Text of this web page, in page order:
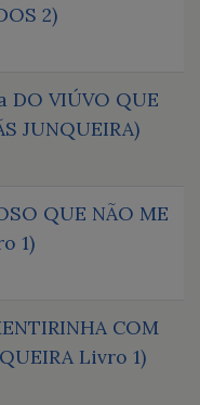
2)
DO VIÚVO QUE
JUNQUEIRA)
QUE NÃO ME
1)
COM
Livro 1)